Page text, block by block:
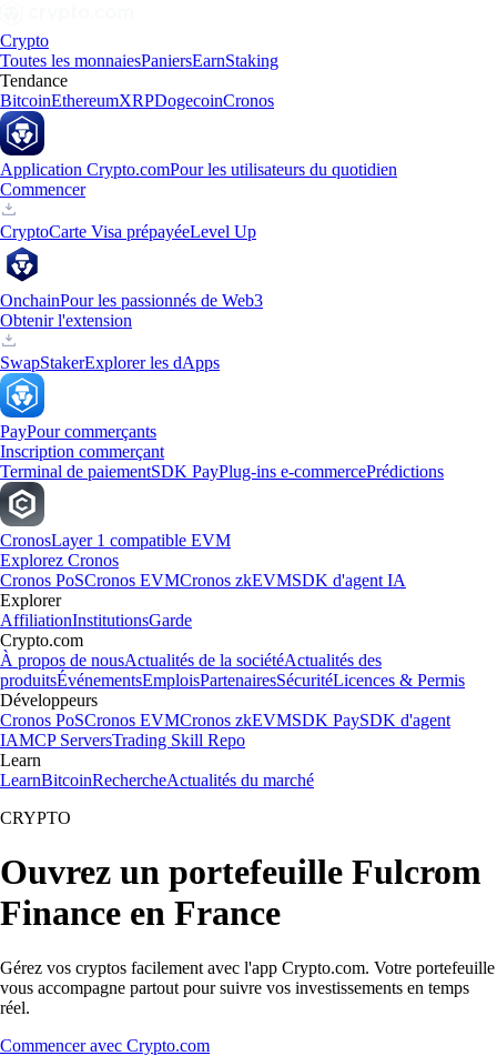
Crypto
Toutes les monnaiesPaniersEarnStaking
Tendance
BitcoinEthereumXRPDogecoinCronos
Application Crypto.comPour les utilisateurs du quotidien
Commencer
CryptoCarte Visa prépayéeLevel Up
OnchainPour les passionnés de Web3
Obtenir l'extension
SwapStakerExplorer les dApps
PayPour commerçants
Inscription commerçant
Terminal de paiementSDK PayPlug-ins e-commercePrédictions
CronosLayer 1 compatible EVM
Explorez Cronos
Cronos PoSCronos EVMCronos zkEVMSDK d'agent IA
Explorer
AffiliationInstitutionsGarde
Crypto.com
À propos de nousActualités de la sociétéActualités des
produitsÉvénementsEmploisPartenairesSécuritéLicences & Permis
Développeurs
Cronos PoSCronos EVMCronos zkEVMSDK PaySDK d'agent
IAMCP ServersTrading Skill Repo
Learn
LearnBitcoinRechercheActualités du marché
CRYPTO
Ouvrez un portefeuille Fulcrom
Finance en France
Gérez vos cryptos facilement avec l'app Crypto.com. Votre portefeuille
vous accompagne partout pour suivre vos investissements en temps
réel.
Commencer avec Crypto.com